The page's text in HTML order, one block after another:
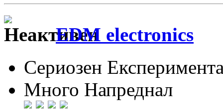
EDM electronics
Сериозен
Много Напреднал